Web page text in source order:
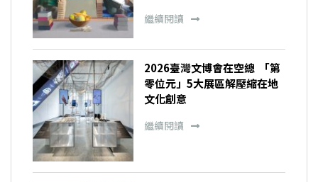
繼續閱讀
2026臺灣文博會在空總 「第
零位元」5大展區解壓縮在地
文化創意
繼續閱讀